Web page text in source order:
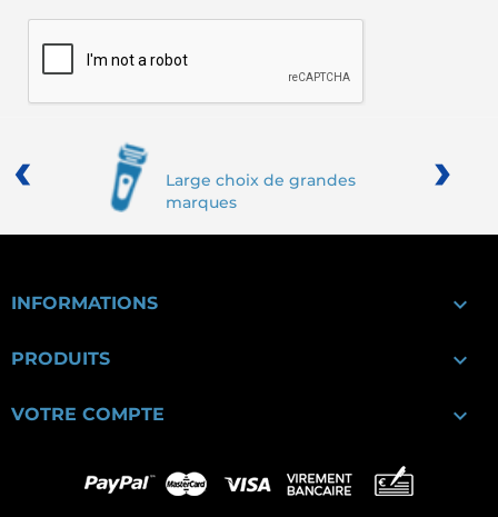
Large choix de grandes
marques
‹ ›
INFORMATIONS 
PRODUITS 
VOTRE COMPTE 